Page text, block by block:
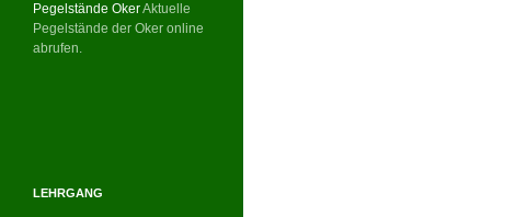
Pegelstände OkerAktuelle
Pegelstände der Oker online
abrufen.
LEHRGANG